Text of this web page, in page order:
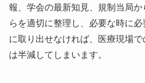
報、学会の最新知見、規制当局
らを適切に整理し、必要な時に
に取り出せなければ、医療現場
は半減してしまいます。